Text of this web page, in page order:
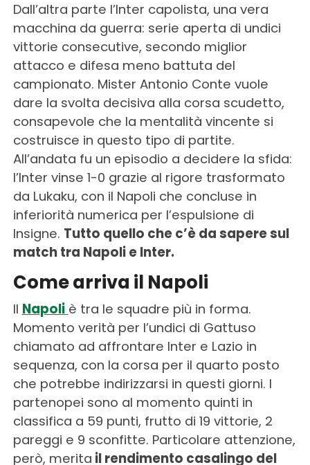
Dall’altra parte l’Inter capolista, una vera
macchina da guerra: serie aperta di undici
vittorie consecutive, secondo miglior
attacco e difesa meno battuta del
campionato. Mister Antonio Conte vuole
dare la svolta decisiva alla corsa scudetto,
consapevole che la mentalità vincente si
costruisce in questo tipo di partite.
All’andata fu un episodio a decidere la sfida:
l’Inter vinse 1-0 grazie al rigore trasformato
da Lukaku, con il Napoli che concluse in
inferiorità numerica per l’espulsione di
Insigne. Tutto quello che c’è da sapere sul
match tra Napoli e Inter.
Come arriva il Napoli
Il Napoli è tra le squadre più in forma.
Momento verità per l’undici di Gattuso
chiamato ad affrontare Inter e Lazio in
sequenza, con la corsa per il quarto posto
che potrebbe indirizzarsi in questi giorni. I
partenopei sono al momento quinti in
classifica a 59 punti, frutto di 19 vittorie, 2
pareggi e 9 sconfitte. Particolare attenzione,
però, merita il rendimento casalingo del